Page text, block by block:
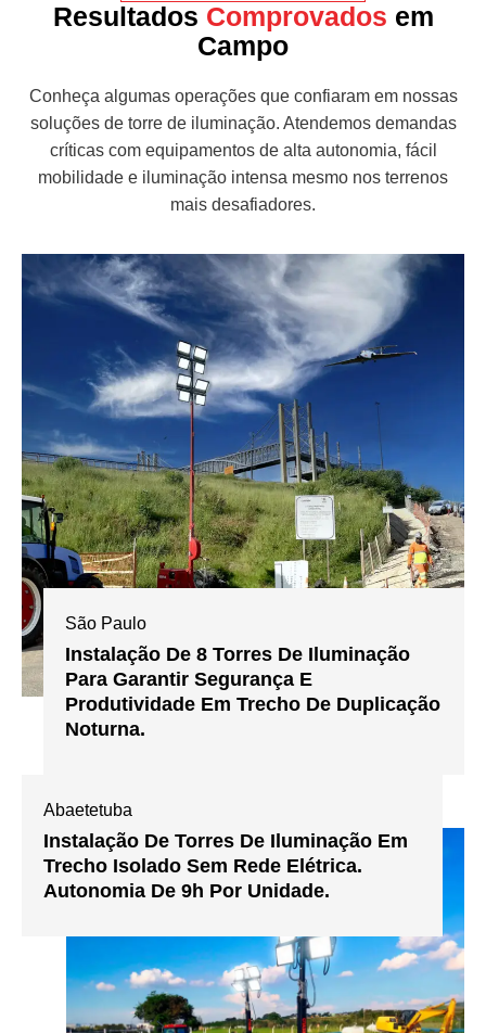
Resultados Comprovados em
Campo
Conheça algumas operações que confiaram em nossas
soluções de torre de iluminação. Atendemos demandas
críticas com equipamentos de alta autonomia, fácil
mobilidade e iluminação intensa mesmo nos terrenos
mais desafiadores.
São Paulo
Instalação De 8 Torres De Iluminação
Para Garantir Segurança E
Produtividade Em Trecho De Duplicação
Noturna.
Abaetetuba
Instalação De Torres De Iluminação Em
Trecho Isolado Sem Rede Elétrica.
Autonomia De 9h Por Unidade.